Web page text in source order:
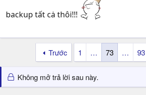
backup tất cȧ thôi!!!
Trước 1 … 73 … 93
Không mở trả lời sau này.